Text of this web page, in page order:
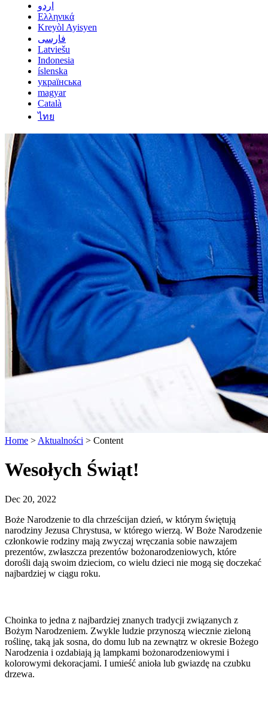
اردو
Ελληνικά
Kreyòl Ayisyen
فارسی
Latviešu
Indonesia
íslenska
українська
magyar
Català
ไทย
Home > Aktualności > Content
Wesołych Świąt!
Dec 20, 2022
Boże Narodzenie to dla chrześcijan dzień, w którym świętują
narodziny Jezusa Chrystusa, w którego wierzą. W Boże Narodzenie
członkowie rodziny mają zwyczaj wręczania sobie nawzajem
prezentów, zwłaszcza prezentów bożonarodzeniowych, które
dorośli dają swoim dzieciom, co wielu dzieci nie mogą się doczekać
najbardziej w ciągu roku.
Choinka to jedna z najbardziej znanych tradycji związanych z
Bożym Narodzeniem. Zwykle ludzie przynoszą wiecznie zieloną
roślinę, taką jak sosna, do domu lub na zewnątrz w okresie Bożego
Narodzenia i ozdabiają ją lampkami bożonarodzeniowymi i
kolorowymi dekoracjami. I umieść anioła lub gwiazdę na czubku
drzewa.